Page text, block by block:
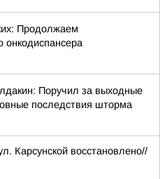
Продолжаем
онкодиспансера
Поручил за выходные
последствия шторма
Карсунской восстановлено//